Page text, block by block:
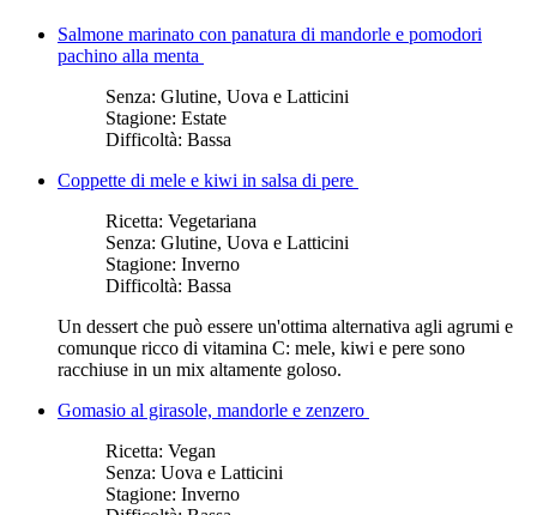
Salmone marinato con panatura di mandorle e pomodori
pachino alla menta
Senza: Glutine, Uova e Latticini
Stagione: Estate
Difficoltà: Bassa
Coppette di mele e kiwi in salsa di pere
Ricetta: Vegetariana
Senza: Glutine, Uova e Latticini
Stagione: Inverno
Difficoltà: Bassa
Un dessert che può essere un'ottima alternativa agli agrumi e
comunque ricco di vitamina C: mele, kiwi e pere sono
racchiuse in un mix altamente goloso.
Gomasio al girasole, mandorle e zenzero
Ricetta: Vegan
Senza: Uova e Latticini
Stagione: Inverno